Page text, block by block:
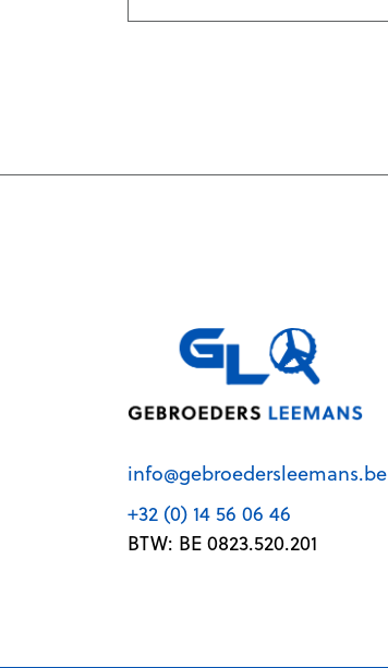
info@gebroedersleemans.be
+32 (0) 14 56 06 46
BTW: BE 0823.520.201